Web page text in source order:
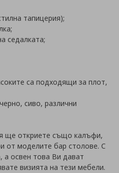
тапицерия);
седалката;
са подходящи за плот,
сиво, различни
ще откриете също калъфи,
от моделите бар столове. С
а освен това Ви дават
визията на тези мебели.